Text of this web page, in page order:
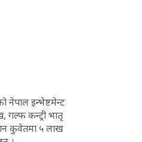
नेपाल इन्भेष्टमेन्ट
गल्फ कन्ट्री भातृ
कुवेतमा ५ लाख